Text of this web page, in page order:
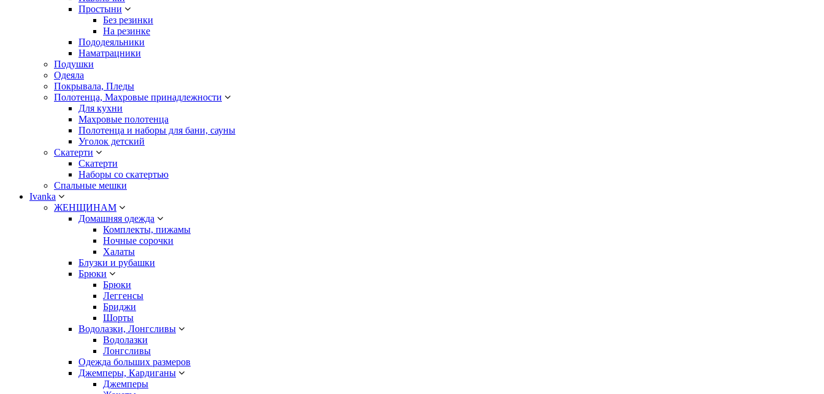
Простыни
Без резинки
На резинке
Пододеяльники
Наматрацники
Подушки
Одеяла
Покрывала, Пледы
Полотенца, Махровые принадлежности
Для кухни
Махровые полотенца
Полотенца и наборы для бани, сауны
Уголок детский
Скатерти
Скатерти
Наборы со скатертью
Спальные мешки
Ivanka
ЖЕНЩИНАМ
Домашняя одежда
Комплекты, пижамы
Ночные сорочки
Халаты
Блузки и рубашки
Брюки
Брюки
Леггенсы
Бриджи
Шорты
Водолазки, Лонгсливы
Водолазки
Лонгсливы
Одежда больших размеров
Джемперы, Кардиганы
Джемперы